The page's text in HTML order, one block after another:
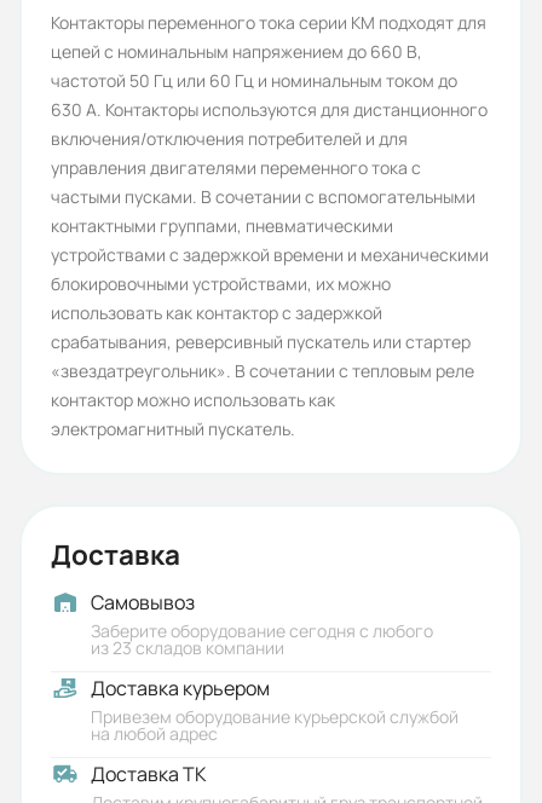
Количество контактов NO+NC:
1+0
Диапазон уставки токов
перегрузки для реле (А):
9
Гарантия, лет:
2
Срок службы, лет:
20
Вес (кг):
0.35
Контакторы переменного тока серии КМ подходят для
цепей с номинальным напряжением до 660 В,
частотой 50 Гц или 60 Гц и номинальным током до
630 A. Контакторы используются для дистанционного
включения/отключения потребителей и для
управления двигателями переменного тока с
частыми пусками. В сочетании с вспомогательными
контактными группами, пневматическими
устройствами с задержкой времени и механическими
блокировочными устройствами, их можно
использовать как контактор с задержкой
срабатывания, реверсивный пускатель или стартер
«звездатреугольник». В сочетании с тепловым реле
контактор можно использовать как
электромагнитный пускатель.
Доставка
Самовывоз
Заберите оборудование сегодня с любого
из 23 складов компании
Доставка курьером
Привезем оборудование курьерской службой
на любой адрес
Доставка ТК